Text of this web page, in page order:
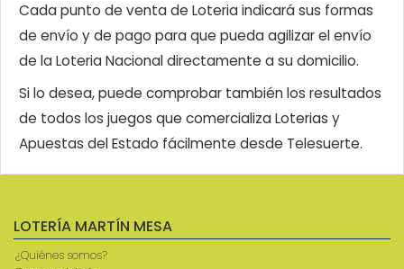
Cada punto de venta de Loteria indicará sus formas
de envío y de pago para que pueda agilizar el envío
de la Loteria Nacional directamente a su domicilio.
Si lo desea, puede comprobar también los resultados
de todos los juegos que comercializa Loterias y
Apuestas del Estado fácilmente desde Telesuerte.
LOTERÍA MARTÍN MESA
¿Quiénes somos?